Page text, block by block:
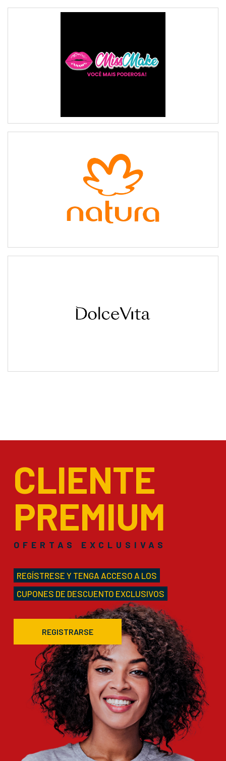
CLIENTE
PREMIUM
OFERTAS EXCLUSIVAS
REGÍSTRESE Y TENGA ACCESO A LOS
CUPONES DE DESCUENTO EXCLUSIVOS
REGISTRARSE